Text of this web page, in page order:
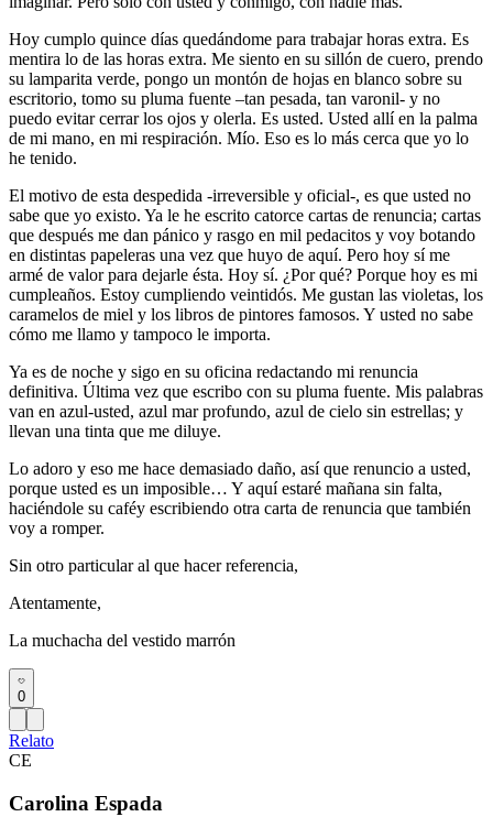
Hoy cumplo quince días quedándome para trabajar horas extra. Es
mentira lo de las horas extra. Me siento en su sillón de cuero, prendo
su lamparita verde, pongo un montón de hojas en blanco sobre su
escritorio, tomo su pluma fuente –tan pesada, tan varonil- y no
puedo evitar cerrar los ojos y olerla. Es usted. Usted allí en la palma
de mi mano, en mi respiración. Mío. Eso es lo más cerca que yo lo
he tenido.
El motivo de esta despedida -irreversible y oficial-, es que usted no
sabe que yo existo. Ya le he escrito catorce cartas de renuncia; cartas
que después me dan pánico y rasgo en mil pedacitos y voy botando
en distintas papeleras una vez que huyo de aquí. Pero hoy sí me
armé de valor para dejarle ésta. Hoy sí. ¿Por qué? Porque hoy es mi
cumpleaños. Estoy cumpliendo veintidós. Me gustan las violetas, los
caramelos de miel y los libros de pintores famosos. Y usted no sabe
cómo me llamo y tampoco le importa.
Ya es de noche y sigo en su oficina redactando mi renuncia
definitiva. Última vez que escribo con su pluma fuente. Mis palabras
van en azul-usted, azul mar profundo, azul de cielo sin estrellas; y
llevan una tinta que me diluye.
Lo adoro y eso me hace demasiado daño, así que renuncio a usted,
porque usted es un imposible… Y aquí estaré mañana sin falta,
haciéndole su caféy escribiendo otra carta de renuncia que también
voy a romper.
Sin otro particular al que hacer referencia,
Atentamente,
La muchacha del vestido marrón
0
Relato
CE
Carolina Espada